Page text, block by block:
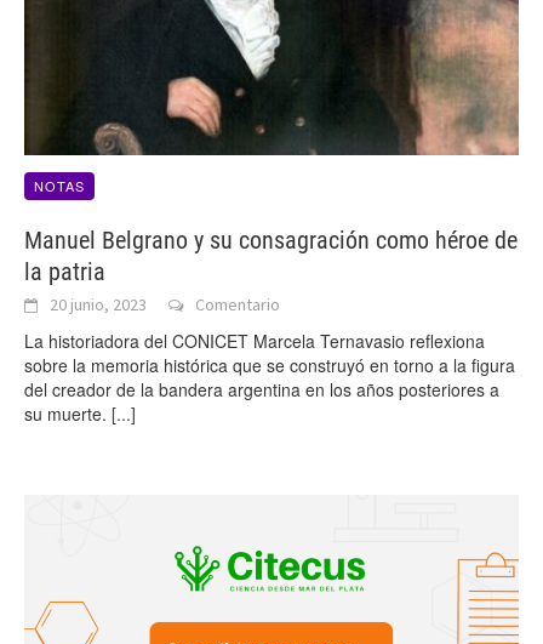
NOTAS
Manuel Belgrano y su consagración como héroe de
la patria
20 junio, 2023 Comentario
La historiadora del CONICET Marcela Ternavasio reflexiona
sobre la memoria histórica que se construyó en torno a la figura
del creador de la bandera argentina en los años posteriores a
su muerte. [...]